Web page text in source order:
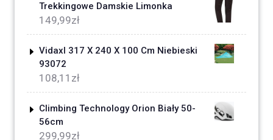
Trekkingowe Damskie Limonka
149,99zł
Vidaxl 317 X 240 X 100 Cm Niebieski
93072
108,11 zł
Climbing Technology Orion Biały 50-
56cm
299,99zł